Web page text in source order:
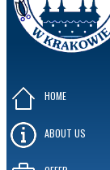
HOME
ABOUT US